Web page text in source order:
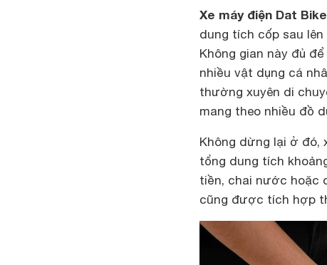
Xe máy điện Dat
dung tích cốp sau
Không gian này đủ
nhiều vật dụng cá
thường xuyên di
mang theo nhiều đồ
Không dừng lại ở
tổng dung tích
tiền, chai nước hoặc
cũng được tích hợp